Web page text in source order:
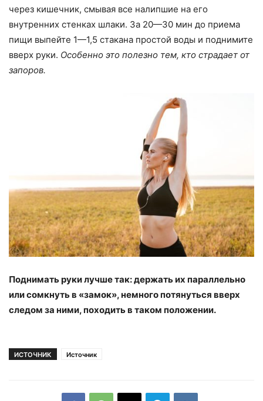
через кишечник, смывая все налипшие на его
внутренних стенках шлаки. За 20—30 мин до приема
пищи выпейте 1—1,5 стакана простой воды и поднимите
вверх руки. Особенно это полезно тем, кто страдает от
запоров.
Поднимать руки лучше так: держать их параллельно
или сомкнуть в «замок», немного потянуться вверх
следом за ними, походить в таком положении.
ИСТОЧНИК Источник